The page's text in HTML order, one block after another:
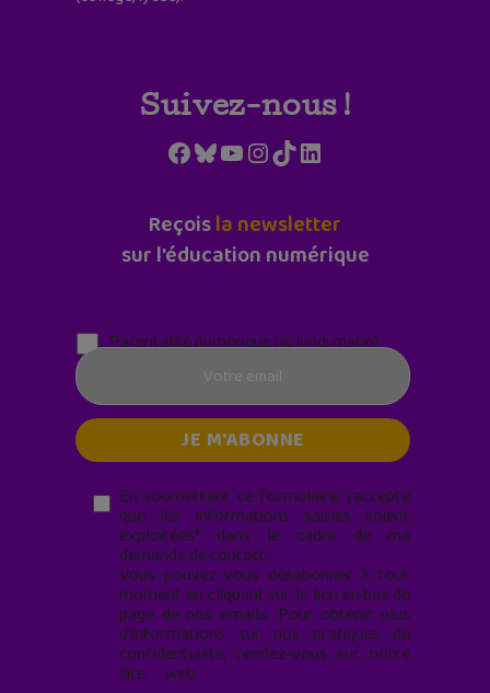
Suivez-nous !
Facebook
Bluesky
YouTube
Instagram
TikTokLinkedIn
Reçoisla newsletter
sur l'éducation numérique
Parentalité numérique (le lundi matin)
En soumettant ce formulaire, j’accepte
que les informations saisies soient
exploitées* dans le cadre de ma
demande de contact.
Vous pouvez vous désabonner à tout
moment en cliquant sur le lien en bas de
page de nos emails. Pour obtenir plus
d'informations sur nos pratiques de
confidentialité, rendez-vous sur notre
site web